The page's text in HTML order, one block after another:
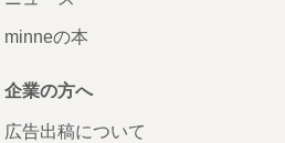
minneの本
企業の方へ
広告出稿について